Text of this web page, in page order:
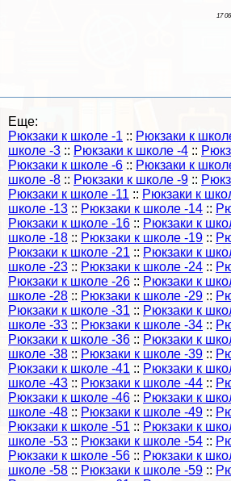
17
Еще:
Рюкзаки к школе -1 :: Рюкзаки к
школе -3 :: Рюкзаки к школе -4 ::
Рюкзаки к школе -6 :: Рюкзаки к
школе -8 :: Рюкзаки к школе -9 ::
Рюкзаки к школе -11 :: Рюкзаки к
школе -13 :: Рюкзаки к школе -14 ::
Рюкзаки к школе -16 :: Рюкзаки к
школе -18 :: Рюкзаки к школе -19 ::
Рюкзаки к школе -21 :: Рюкзаки к
школе -23 :: Рюкзаки к школе -24 ::
Рюкзаки к школе -26 :: Рюкзаки к
школе -28 :: Рюкзаки к школе -29 ::
Рюкзаки к школе -31 :: Рюкзаки к
школе -33 :: Рюкзаки к школе -34 ::
Рюкзаки к школе -36 :: Рюкзаки к
школе -38 :: Рюкзаки к школе -39 ::
Рюкзаки к школе -41 :: Рюкзаки к
школе -43 :: Рюкзаки к школе -44 ::
Рюкзаки к школе -46 :: Рюкзаки к
школе -48 :: Рюкзаки к школе -49 ::
Рюкзаки к школе -51 :: Рюкзаки к
школе -53 :: Рюкзаки к школе -54 ::
Рюкзаки к школе -56 :: Рюкзаки к
школе -58 :: Рюкзаки к школе -59 ::